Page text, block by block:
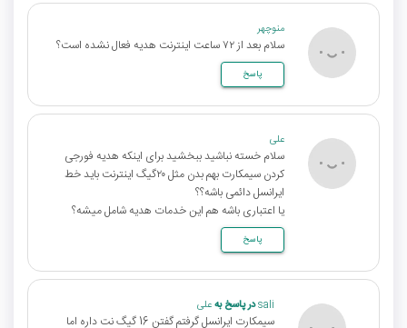
منوچهر
سلام بعد از ۷۲ ساعت اینترنت هدیه فعال نشده است؟
پاسخ
علی
سلام خسته نباشید ببخشید برای اینکه هدیه فورجی
کردن سیمکارت بهم بدن مثل ۲۰گیگ اینترنت باید خط
ایرانسل دائمی باشه؟؟
یا اعتباری باشه هم این خدمات هدیه شامل میشه؟
پاسخ
saliدر پاسخ بهعلی
سیمکارت ایرانسل گرفتم گفتن 16 گیگ نت داره اما